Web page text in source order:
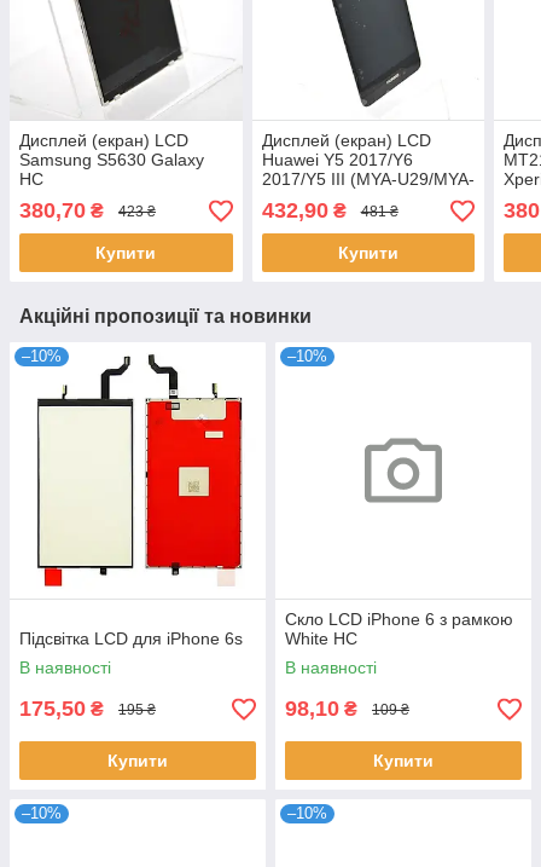
Дисплей (екран) LCD
Samsung S5630 Galaxy
HC
380,70 ₴ 423 ₴
Купити
Дисплей (екран) LCD
Huawei Y5 2017/Y6
2017/Y5 III (MYA-U29/MYA-
L02/MYA-L22) з тачскріном
Black Origi
432,90₴ 481 ₴
Купити
Акційні пропозиції та новинки
–10%
Підсвітка LCD для iPhone 6s
В наявності
175,50 ₴ 195 ₴
Купити
–10%
Скло LCD iPhone 6 з рамкою
White HC
В наявності
98,10 ₴ 109 ₴
Купити
–10% –10%